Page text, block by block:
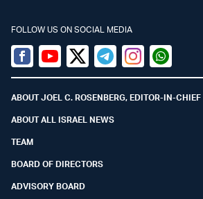
FOLLOW US ON SOCIAL MEDIA
Facebook
YoutubeTwitter (X)
TelegramInstagramWhatsapp
ABOUT JOEL C. ROSENBERG, EDITOR-IN-CHIEF
ABOUT ALL ISRAEL NEWS
TEAM
BOARD OF DIRECTORS
ADVISORY BOARD